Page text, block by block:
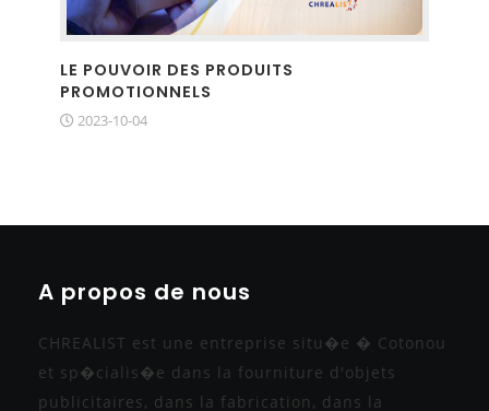
LE POUVOIR DES PRODUITS
PROMOTIONNELS
2023-10-04
A propos de nous
CHREALIST est une entreprise situ�e � Cotonou
et sp�cialis�e dans la fourniture d'objets
publicitaires, dans la fabrication, dans la